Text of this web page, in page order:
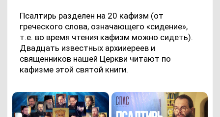
Псалтирь разделен на 20 кафизм (от
греческого слова, означающего «сидение»,
т.е. во время чтения кафизм можно сидеть).
Двадцать известных архииереев и
священников нашей Церкви читают по
кафизме этой святой книги.